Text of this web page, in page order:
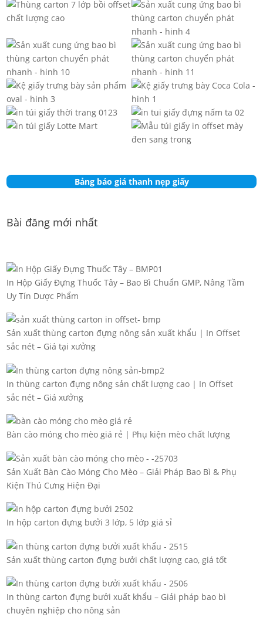
Bảng báo giá thanh nẹp giấy
Bài đăng mới nhất
In Hộp Giấy Đựng Thuốc Tây – Bao Bì Chuẩn GMP, Nâng Tầm
Uy Tín Dược Phẩm
Sản xuất thùng carton đựng nông sản xuất khẩu | In Offset
sắc nét – Giá tại xưởng
In thùng carton đựng nông sản chất lượng cao | In Offset
sắc nét – Giá xưởng
Bàn cào móng cho mèo giá rẻ | Phụ kiện mèo chất lượng
Sản Xuất Bàn Cào Móng Cho Mèo – Giải Pháp Bao Bì & Phụ
Kiện Thú Cưng Hiện Đại
In hộp carton đựng bưởi 3 lớp, 5 lớp giá sỉ
Sản xuất thùng carton đựng bưởi chất lượng cao, giá tốt
In thùng carton đựng bưởi xuất khẩu – Giải pháp bao bì
chuyên nghiệp cho nông sản